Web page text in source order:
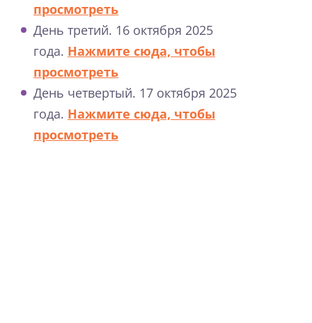
просмотреть
День третий. 16 октября 2025
года. Нажмите сюда, чтобы
просмотреть
День четвертый. 17 октября 2025
года. Нажмите сюда, чтобы
просмотреть